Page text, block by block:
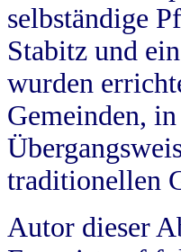
selbständige
Stabitz und
wurden
Gemeinden,
traditionellen
Autor dieser